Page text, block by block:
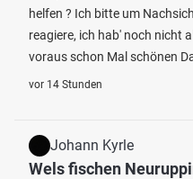
helfen ? Ich bitte um
reagiere, ich hab' noch nicht
voraus schon Mal schönen
vor 14 Stunden
Johann Kyrle
Wels fischen